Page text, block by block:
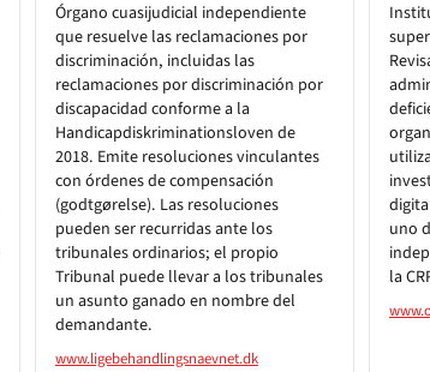
Órgano cuasijudicial independiente
que resuelve las reclamaciones por
discriminación, incluidas las
reclamaciones por discriminación por
discapacidad conforme a la
Handicapdiskriminationsloven de
2018. Emite resoluciones vinculantes
con órdenes de compensación
(godtgørelse). Las resoluciones
pueden ser recurridas ante los
tribunales ordinarios; el propio
Tribunal puede llevar a los tribunales
un asunto ganado en nombre del
demandante.
www.ligebehandlingsnaevnet.dk
uno
la